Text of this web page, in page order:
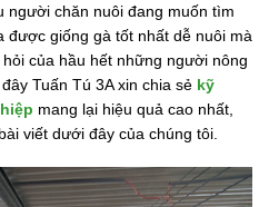
người chăn nuôi đang muốn tìm
được giống gà tốt nhất dễ nuôi mà
của hầu hết những người nông
Tuấn Tú 3A xin chia sẻ kỹ
mang lại hiệu quả cao nhất,
viết dưới đây của chúng tôi.